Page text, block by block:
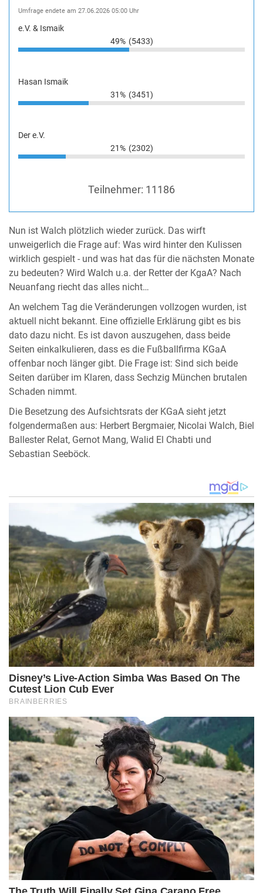
Umfrage endete am 27.06.2026 05:00 Uhr
e.V. & Ismaik
49% (5433)
Hasan Ismaik
31% (3451)
Der e.V.
21% (2302)
Teilnehmer: 11186
Nun ist Walch plötzlich wieder zurück. Das wirft
unweigerlich die Frage auf: Was wird hinter den Kulissen
wirklich gespielt - und was hat das für die nächsten Monate
zu bedeuten? Wird Walch u.a. der Retter der KgaA? Nach
Neuanfang riecht das alles nicht…
An welchem Tag die Veränderungen vollzogen wurden, ist
aktuell nicht bekannt. Eine offizielle Erklärung gibt es bis
dato dazu nicht. Es ist davon auszugehen, dass beide
Seiten einkalkulieren, dass es die Fußballfirma KGaA
offenbar noch länger gibt. Die Frage ist: Sind sich beide
Seiten darüber im Klaren, dass Sechzig München brutalen
Schaden nimmt.
Die Besetzung des Aufsichtsrats der KGaA sieht jetzt
folgendermaßen aus: Herbert Bergmaier, Nicolai Walch, Biel
Ballester Relat, Gernot Mang, Walid El Chabti und
Sebastian Seeböck.